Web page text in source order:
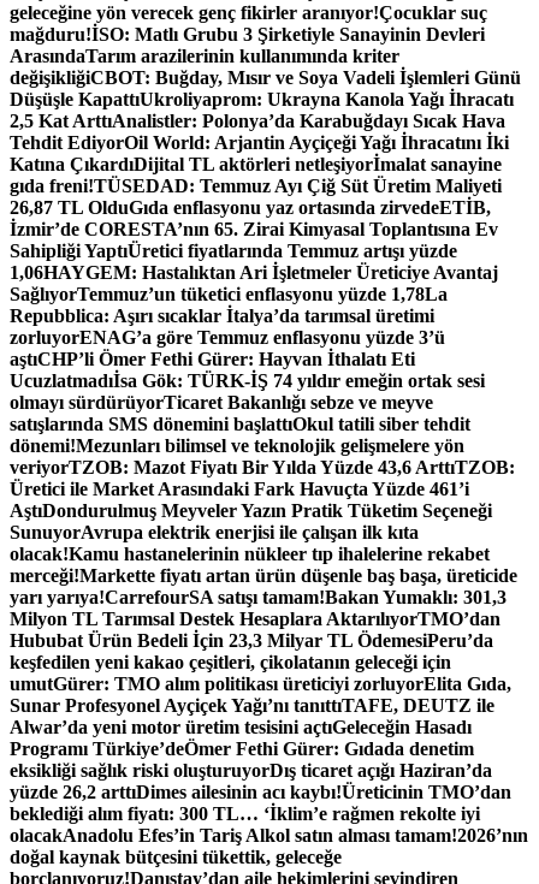
geleceğine yön verecek genç fikirler aranıyor!Çocuklar suç
mağduru!İSO: Matlı Grubu 3 Şirketiyle Sanayinin Devleri
ArasındaTarım arazilerinin kullanımında kriter
değişikliğiCBOT: Buğday, Mısır ve Soya Vadeli İşlemleri Günü
Düşüşle KapattıUkroliyaprom: Ukrayna Kanola Yağı İhracatı
2,5 Kat ArttıAnalistler: Polonya’da Karabuğdayı Sıcak Hava
Tehdit EdiyorOil World: Arjantin Ayçiçeği Yağı İhracatını İki
Katına ÇıkardıDijital TL aktörleri netleşiyorİmalat sanayine
gıda freni!TÜSEDAD: Temmuz Ayı Çiğ Süt Üretim Maliyeti
26,87 TL OlduGıda enflasyonu yaz ortasında zirvedeETİB,
İzmir’de CORESTA’nın 65. Zirai Kimyasal Toplantısına Ev
Sahipliği YaptıÜretici fiyatlarında Temmuz artışı yüzde
1,06HAYGEM: Hastalıktan Ari İşletmeler Üreticiye Avantaj
SağlıyorTemmuz’un tüketici enflasyonu yüzde 1,78La
Repubblica: Aşırı sıcaklar İtalya’da tarımsal üretimi
zorluyorENAG’a göre Temmuz enflasyonu yüzde 3’ü
aştıCHP’li Ömer Fethi Gürer: Hayvan İthalatı Eti
Ucuzlatmadıİsa Gök: TÜRK-İŞ 74 yıldır emeğin ortak sesi
olmayı sürdürüyorTicaret Bakanlığı sebze ve meyve
satışlarında SMS dönemini başlattıOkul tatili siber tehdit
dönemi!Mezunları bilimsel ve teknolojik gelişmelere yön
veriyorTZOB: Mazot Fiyatı Bir Yılda Yüzde 43,6 ArttıTZOB:
Üretici ile Market Arasındaki Fark Havuçta Yüzde 461’i
AştıDondurulmuş Meyveler Yazın Pratik Tüketim Seçeneği
SunuyorAvrupa elektrik enerjisi ile çalışan ilk kıta
olacak!Kamu hastanelerinin nükleer tıp ihalelerine rekabet
merceği!Markette fiyatı artan ürün düşenle baş başa, üreticide
yarı yarıya!CarrefourSA satışı tamam!Bakan Yumaklı: 301,3
Milyon TL Tarımsal Destek Hesaplara AktarılıyorTMO’dan
Hububat Ürün Bedeli İçin 23,3 Milyar TL ÖdemesiPeru’da
keşfedilen yeni kakao çeşitleri, çikolatanın geleceği için
umutGürer: TMO alım politikası üreticiyi zorluyorElita Gıda,
Sunar Profesyonel Ayçiçek Yağı’nı tanıttıTAFE, DEUTZ ile
Alwar’da yeni motor üretim tesisini açtıGeleceğin Hasadı
Programı Türkiye’deÖmer Fethi Gürer: Gıdada denetim
eksikliği sağlık riski oluşturuyorDış ticaret açığı Haziran’da
yüzde 26,2 arttıDimes ailesinin acı kaybı!Üreticinin TMO’dan
beklediği alım fiyatı: 300 TL… ‘İklim’e rağmen rekolte iyi
olacakAnadolu Efes’in Tariş Alkol satın alması tamam!2026’nın
doğal kaynak bütçesini tükettik, geleceğe
borçlanıyoruz!Danıştay’dan aile hekimlerini sevindiren